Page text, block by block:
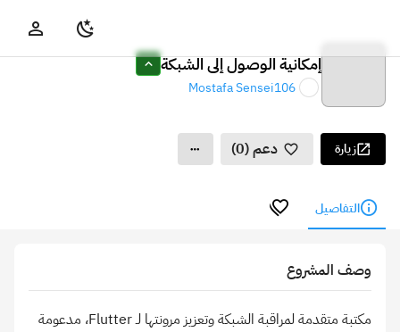
إمكانية الوصول إلى الشبكة
Mostafa Sensei106
زيارة دعم (0)
التفاصيل
وصف المشروع
مكتبة متقدمة لمراقبة الشبكة وتعزيز مرونتها لـ Flutter، مدعومة